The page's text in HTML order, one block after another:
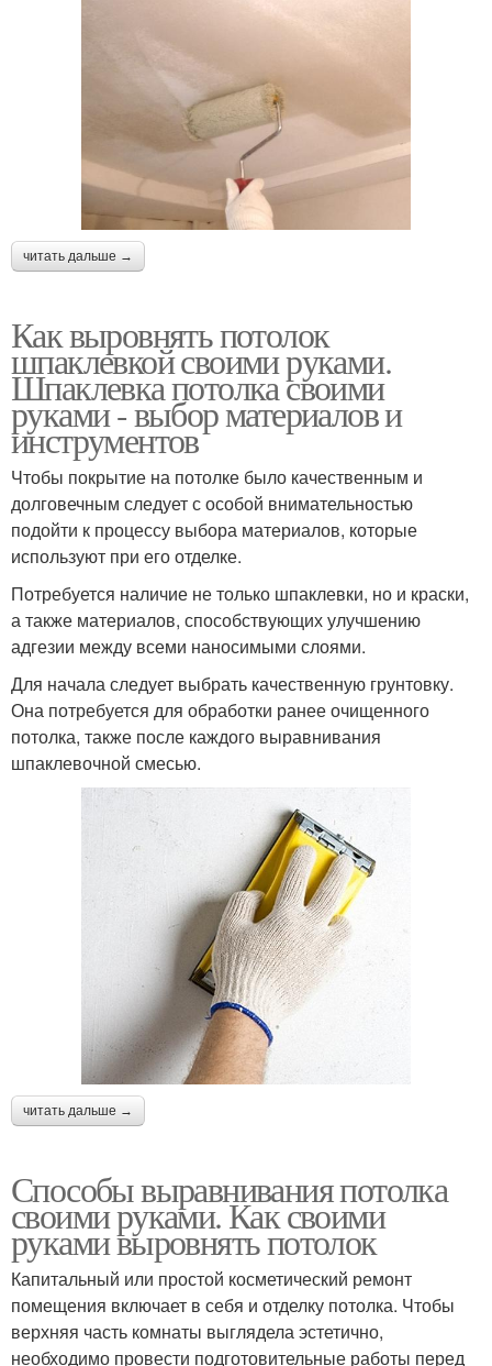
читать дальше →
Как выровнять потолок
шпаклевкой своими руками.
Шпаклевка потолка своими
руками - выбор материалов и
инструментов
Чтобы покрытие на потолке было качественным и
долговечным следует с особой внимательностью
подойти к процессу выбора материалов, которые
используют при его отделке.
Потребуется наличие не только шпаклевки, но и краски,
а также материалов, способствующих улучшению
адгезии между всеми наносимыми слоями.
Для начала следует выбрать качественную грунтовку.
Она потребуется для обработки ранее очищенного
потолка, также после каждого выравнивания
шпаклевочной смесью.
читать дальше →
Способы выравнивания потолка
своими руками. Как своими
руками выровнять потолок
Капитальный или простой косметический ремонт
помещения включает в себя и отделку потолка. Чтобы
верхняя часть комнаты выглядела эстетично,
необходимо провести подготовительные работы перед